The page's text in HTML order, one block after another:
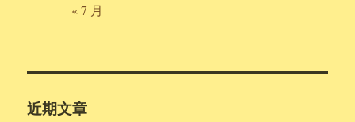
« 7 月
近期文章